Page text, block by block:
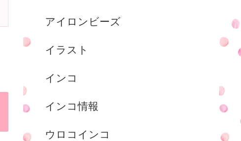
アイロンビーズ
イラスト
インコ
インコ情報
ウロコインコ